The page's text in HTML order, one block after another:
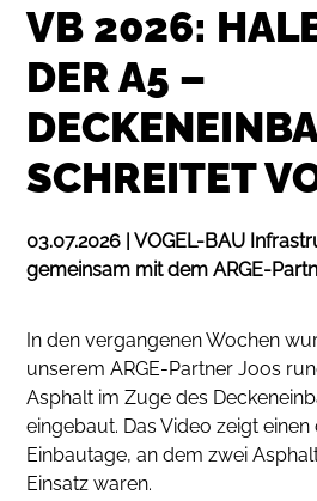
VB 2026:
DER A5 –
SCHREITET
03.07.2026 | VOGEL-BAU
gemeinsam mit dem ARGE-
In den vergangenen Wochen
unserem ARGE-Partner Joos
Asphalt im Zuge des
eingebaut. Das Video zeigt
Einbautage, an dem zwei
Einsatz waren.